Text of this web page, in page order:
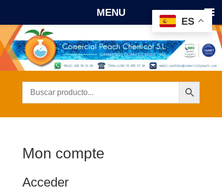
Mon compte
Acceder
ES
MENU